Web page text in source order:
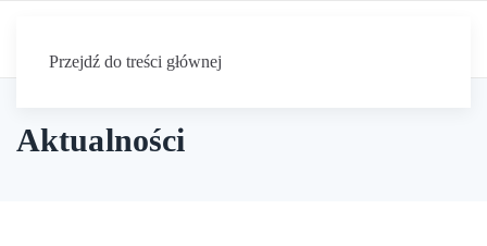
Przejdź do treści głównej
Aktualności